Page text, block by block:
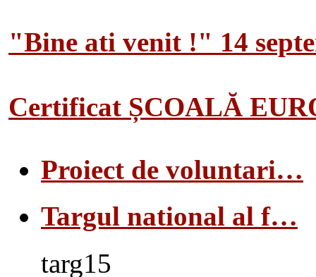
"Bine ati venit !" 14
Certificat ȘCOALĂ
Proiect de voluntari…
Targul national al f…
targ15